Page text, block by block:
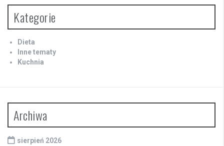
Kategorie
Dieta
Inne tematy
Kuchnia
Archiwa
sierpień 2026